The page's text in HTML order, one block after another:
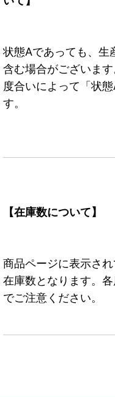
状態Aであっても、生
含む場合がございま
度合いによって「状
す。
【在庫数について】
商品ページに表示さ
在庫数となります。
でご注意ください。